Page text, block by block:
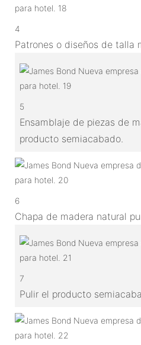
4
Patrones o diseños de talla
5
Ensamblaje de piezas de
producto semiacabado.
6
Chapa de madera natural
7
Pulir el producto